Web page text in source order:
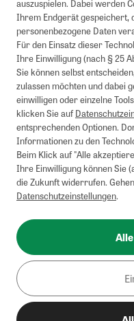
auszuspielen. Dabei werden
Ihrem Endgerät gespeichert,
personenbezogene Daten
Für den Einsatz dieser
Ihre Einwilligung (nach § 25
Sie können selbst
zulassen möchten und dabei
einwilligen oder einzelne
klicken Sie auf
entsprechenden Optionen.
Informationen zu den
Beim Klick auf "Alle
Ihre Einwilligung können Sie
die Zukunft widerrufen.
Datenschutzeinstellungen.